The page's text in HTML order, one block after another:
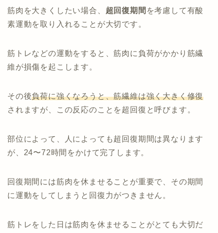
筋肉を大きくしたい場合、 超回復期間 を考慮して有酸
素運動を取り入れることが大切です。
筋トレなどの運動をすると、筋肉に負荷がかかり筋繊
維が損傷を起こします。
その後負荷に強くなろうと、筋繊維は強く大きく修復
されますが、この反応のことを超回復と呼びます。
部位によって、人によっても超回復期間は異なります
が、24〜72時間をかけて完了します。
回復期間には筋肉を休ませることが重要で、その期間
に運動をしてしまうと回復力がつきません。
筋トレをした日は筋肉を休ませることがとても大切だ